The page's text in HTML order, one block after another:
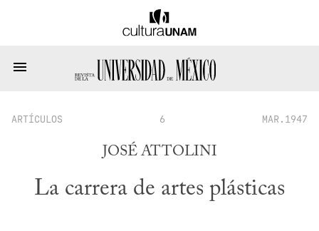
ARTÍCULOS 6 MAR.1947
JOSÉ ATTOLINI
La carrera de artes plásticas